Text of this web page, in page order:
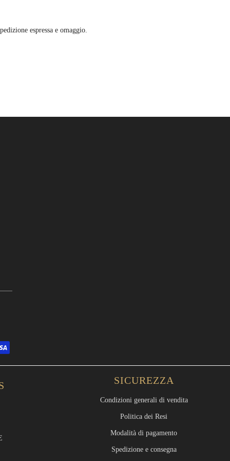
espressa e omaggio.
SICUREZZA
Condizioni generali di vendita
Politica dei Resi
Modalità di pagamento
Spedizione e consegna